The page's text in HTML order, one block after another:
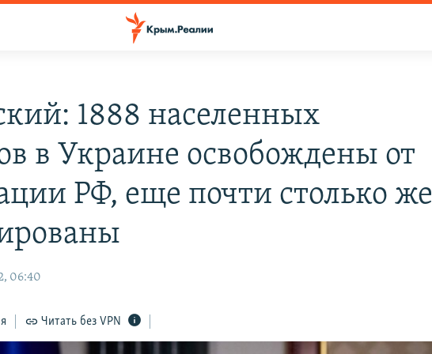
1888 населенных
в Украине освобождены от
РФ, еще почти столько же
06:40
Читать без VPN